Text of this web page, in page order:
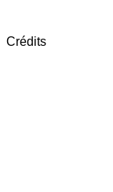
Crédits